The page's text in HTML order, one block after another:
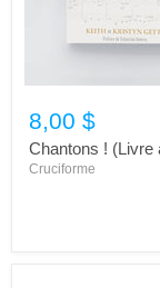
8,00 $
Chantons ! (Livre
Cruciforme